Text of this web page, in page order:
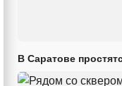
В Саратове